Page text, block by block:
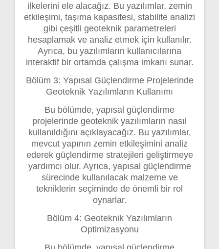
ilkelerini ele alacağız. Bu yazılımlar, zemin
etkileşimi, taşıma kapasitesi, stabilite analizi
gibi çeşitli geoteknik parametreleri
hesaplamak ve analiz etmek için kullanılır.
Ayrıca, bu yazılımların kullanıcılarına
interaktif bir ortamda çalışma imkanı sunar.
Bölüm 3: Yapısal Güçlendirme Projelerinde
Geoteknik Yazılımların Kullanımı
Bu bölümde, yapısal güçlendirme
projelerinde geoteknik yazılımların nasıl
kullanıldığını açıklayacağız. Bu yazılımlar,
mevcut yapının zemin etkileşimini analiz
ederek güçlendirme stratejileri geliştirmeye
yardımcı olur. Ayrıca, yapısal güçlendirme
sürecinde kullanılacak malzeme ve
tekniklerin seçiminde de önemli bir rol
oynarlar.
Bölüm 4: Geoteknik Yazılımların
Optimizasyonu